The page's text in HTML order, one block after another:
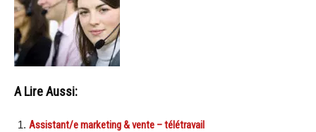
A Lire Aussi:
Assistant/e marketing & vente – télétravail